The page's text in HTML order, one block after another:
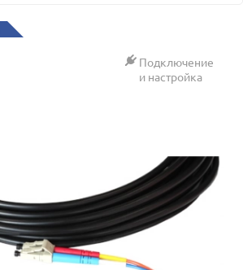
Подключение
и настройка